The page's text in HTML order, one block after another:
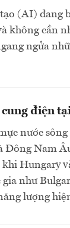
(AI) đang
không cần
ngửa
điện
nước
Đông Nam
Hungary
như
lượng